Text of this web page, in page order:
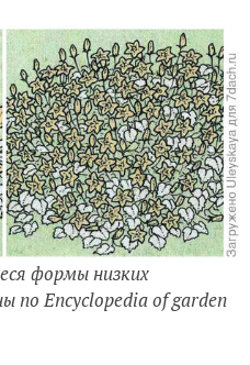
формы низких
по Encyclopedia of garden